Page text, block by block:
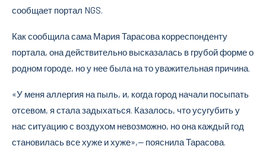
сообщает портал NGS.
Как сообщила сама Мария Тарасова корреспонденту
портала, она действительно высказалась в грубой форме о
родном городе, но у нее была на то уважительная причина.
«У меня аллергия на пыль, и, когда город начали посыпать
отсевом, я стала задыхаться. Казалось, что усугубить у
нас ситуацию с воздухом невозможно, но она каждый год
становилась все хуже и хуже»,— пояснила Тарасова.